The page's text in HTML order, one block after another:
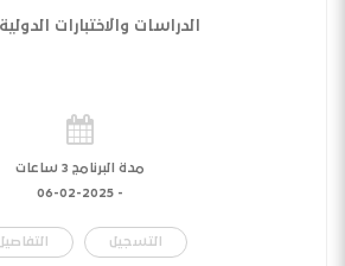
الدراسات والاختبارات الدولية Pisa
مدة البرنامج 3 ساعات
-
06-02-2025
التسجيل